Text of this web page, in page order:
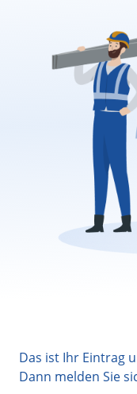
Das ist Ihr Eintrag
Dann melden Sie